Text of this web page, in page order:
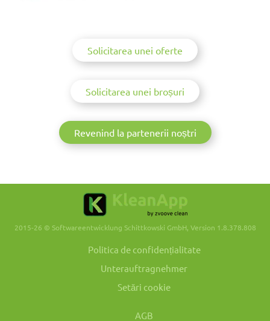
Solicitarea unei oferte
Solicitarea unei broșuri
Revenind la partenerii noștri
2015-26 © Softwareentwicklung Schittkowski GmbH, Version 1.8.378.808
Politica de confidențialitate
Unterauftragnehmer
Setări cookie
AGB